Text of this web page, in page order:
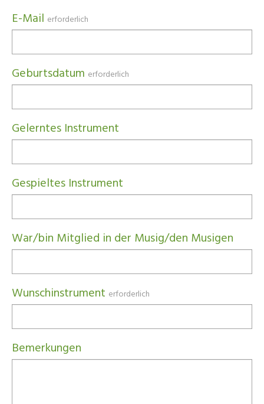
E-Mail erforderlich
Geburtsdatum erforderlich
Gelerntes Instrument
Gespieltes Instrument
War/bin Mitglied in der Musig/den Musigen
Wunschinstrument erforderlich
Bemerkungen